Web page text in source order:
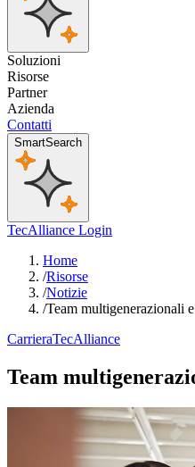
Soluzioni
Risorse
Partner
Azienda
Contatti
SmartSearch
TecAlliance Login
Home
/Risorse
/Notizie
/Team multigenerazionali e
CarrieraTecAlliance
Team